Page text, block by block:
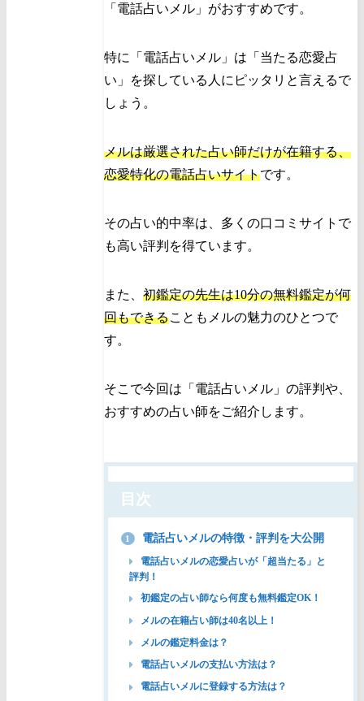
「電話占いメル」がおすすめです。
特に「電話占いメル」は「当たる恋愛占
い」を探している人にピッタリと言えるで
しょう。
メルは厳選された占い師だけが在籍する、
恋愛特化の電話占いサイトです。
その占い的中率は、多くの口コミサイトで
も高い評判を得ています。
また、 初鑑定の先生は10分の無料鑑定が何
回もできることもメルの魅力のひとつで
す。
そこで今回は「電話占いメル」の評判や、
おすすめの占い師をご紹介します。
目次
1 電話占いメルの特徴・評判を大公開
電話占いメルの恋愛占いが「超当たる」と
評判！
初鑑定の占い師なら何度も無料鑑定OK！
メルの在籍占い師は40名以上！
メルの鑑定料金は？
電話占いメルの支払い方法は？
電話占いメルに登録する方法は？